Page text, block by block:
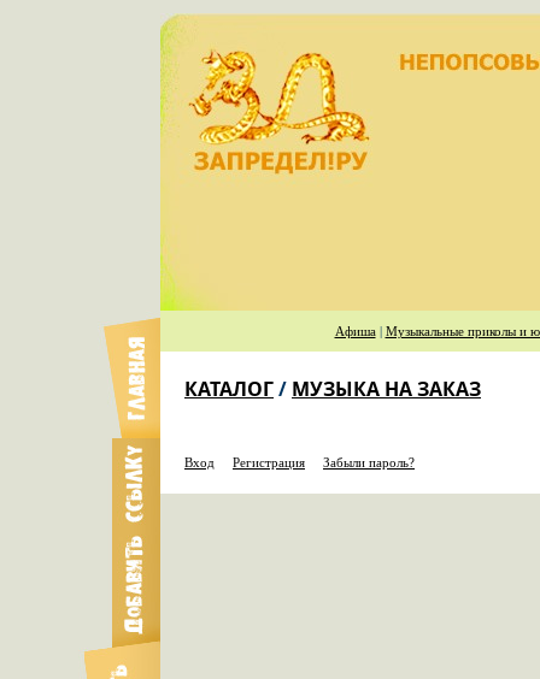
Афиша| Музыкальные приколы и
КАТАЛОГ/ МУЗЫКА НА ЗАКАЗ
Вход Регистрация Забыли пароль?